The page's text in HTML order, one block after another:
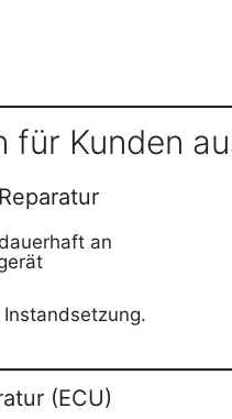
für Kunden
an
(ECU)